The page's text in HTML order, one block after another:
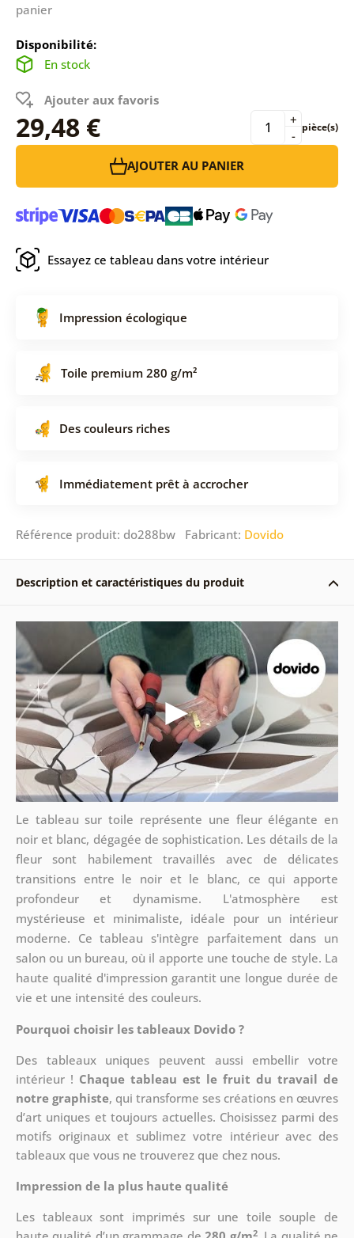
panier
Disponibilité:
En stock
Ajouter aux favoris
29,48 € -
+ pièce(s)
AJOUTER AU PANIER
Essayez ce tableau dans votre intérieur
Impression écologique
Toile premium 280 g/m²
Des couleurs riches
Immédiatement prêt à accrocher
Référence produit: do288bw Fabricant: Dovido
Description et caractéristiques du produit
Le tableau sur toile représente une fleur élégante en
noir et blanc, dégagée de sophistication. Les détails de la
fleur sont habilement travaillés avec de délicates
transitions entre le noir et le blanc, ce qui apporte
profondeur et dynamisme. L'atmosphère est
mystérieuse et minimaliste, idéale pour un intérieur
moderne. Ce tableau s'intègre parfaitement dans un
salon ou un bureau, où il apporte une touche de style. La
haute qualité d'impression garantit une longue durée de
vie et une intensité des couleurs.
Pourquoi choisir les tableaux Dovido ?
Des tableaux uniques peuvent aussi embellir votre
intérieur ! Chaque tableau est le fruit du travail de
notre graphiste, qui transforme ses créations en œuvres
d’art uniques et toujours actuelles. Choisissez parmi des
motifs originaux et sublimez votre intérieur avec des
tableaux que vous ne trouverez que chez nous.
Impression de la plus haute qualité
Les tableaux sont imprimés sur une toile souple de
2